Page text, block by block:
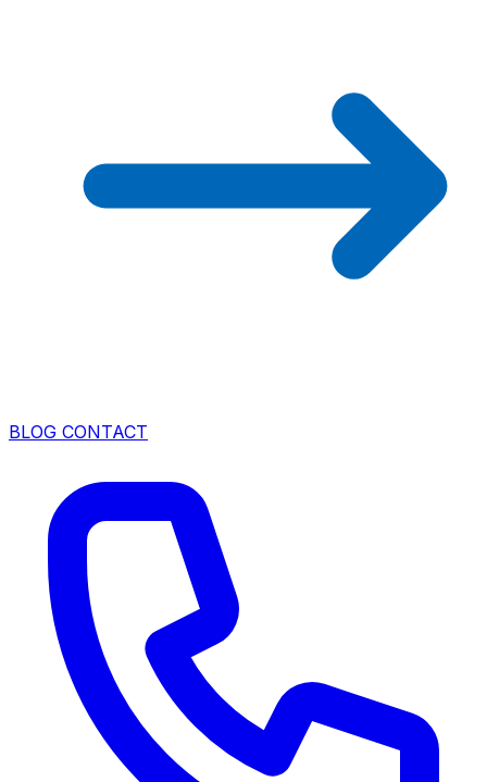
BLOG CONTACT